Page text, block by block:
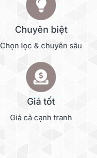
Chuyên biệt
Chọn lọc & chuyên sâu
Giá tốt
Giá cả cạnh tranh